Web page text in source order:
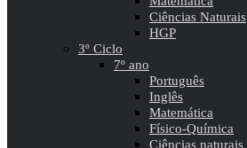
Ciências Naturais
HGP
3º Ciclo
7º ano
Português
Inglês
Matemática
Físico-Química
Ciências naturais